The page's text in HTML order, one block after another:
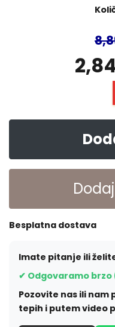
Besplatna dostava
Imate pitanje ili
✔ Odgovaramo brzo
Pozovite nas ili nam
tepih i putem video